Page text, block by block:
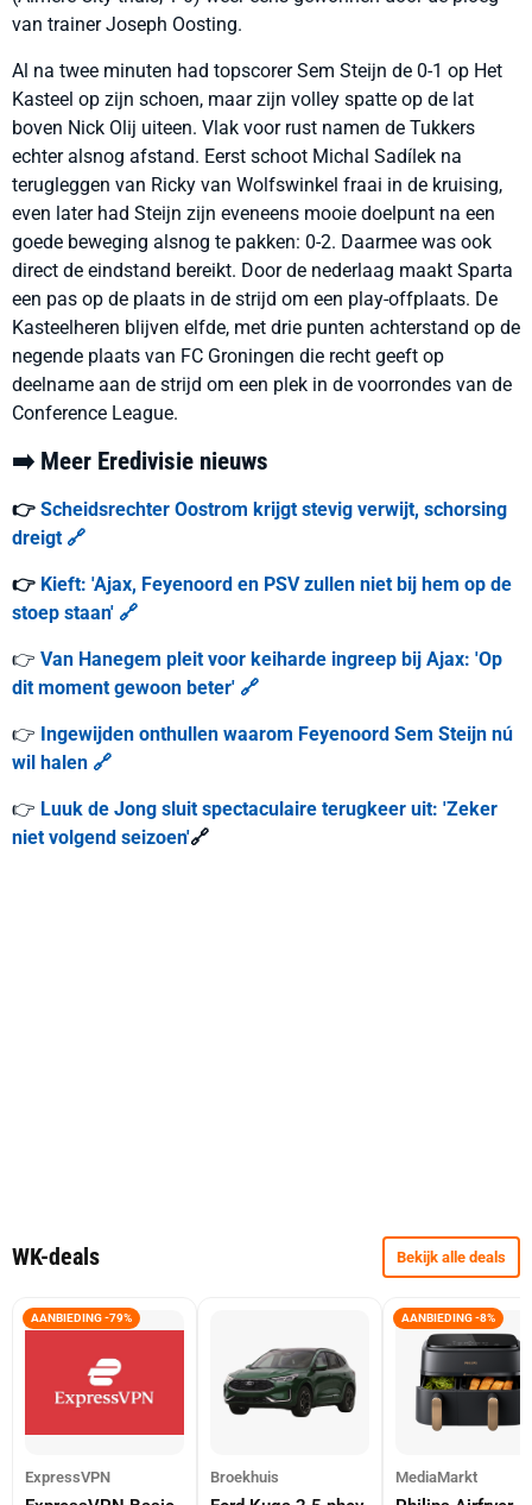
van trainer Joseph Oosting.
Al na twee minuten had topscorer Sem Steijn de 0-1 op Het
Kasteel op zijn schoen, maar zijn volley spatte op de lat
boven Nick Olij uiteen. Vlak voor rust namen de Tukkers
echter alsnog afstand. Eerst schoot Michal Sadílek na
terugleggen van Ricky van Wolfswinkel fraai in de kruising,
even later had Steijn zijn eveneens mooie doelpunt na een
goede beweging alsnog te pakken: 0-2. Daarmee was ook
direct de eindstand bereikt. Door de nederlaag maakt Sparta
een pas op de plaats in de strijd om een play-offplaats. De
Kasteelheren blijven elfde, met drie punten achterstand op de
negende plaats van FC Groningen die recht geeft op
deelname aan de strijd om een plek in de voorrondes van de
Conference League.
➡️ Meer Eredivisie nieuws
👉 Scheidsrechter Oostrom krijgt stevig verwijt, schorsing
dreigt 🔗
👉 Kieft: 'Ajax, Feyenoord en PSV zullen niet bij hem op de
stoep staan' 🔗
👉 Van Hanegem pleit voor keiharde ingreep bij Ajax: 'Op
dit moment gewoon beter' 🔗
👉 Ingewijden onthullen waarom Feyenoord Sem Steijn nú
wil halen 🔗
👉 Luuk de Jong sluit spectaculaire terugkeer uit: 'Zeker
niet volgend seizoen'🔗
WK-deals Bekijk alle deals
AANBIEDING -79%
ExpressVPN Broekhuis
AANBIEDING -8%
MediaMarkt